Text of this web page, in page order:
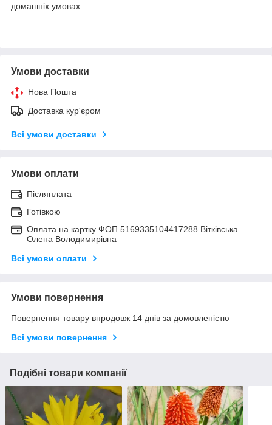
домашніх умовах.
Умови доставки
Нова Пошта
Доставка кур'єром
Всі умови доставки
Умови оплати
Післяплата
Готівкою
Оплата на картку ФОП 5169335104417288 Вітківська
Олена Володимирівна
Всі умови оплати
Умови повернення
Повернення товару впродовж 14 днів за домовленістю
Всі умови повернення
Подібні товари компанії